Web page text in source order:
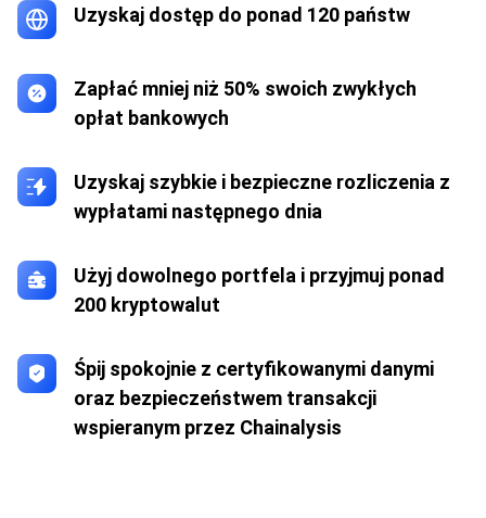
Uzyskaj dostęp do ponad 120 państw
Zapłać mniej niż 50% swoich zwykłych
opłat bankowych
Uzyskaj szybkie i bezpieczne rozliczenia z
wypłatami następnego dnia
Użyj dowolnego portfela i przyjmuj ponad
200 kryptowalut
Śpij spokojnie z certyfikowanymi danymi
oraz bezpieczeństwem transakcji
wspieranym przez Chainalysis